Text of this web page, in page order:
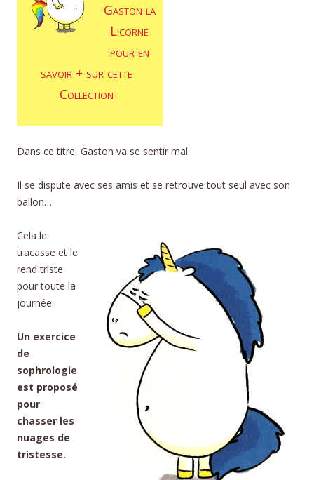
Gaston la
Licorne
pour en
savoir + sur cette
Collection
Dans ce titre, Gaston va se sentir mal.
Il se dispute avec ses amis et se retrouve tout seul avec son
ballon…
Cela le
tracasse et le
rend triste
pour toute la
journée.
Un exercice
de
sophrologie
est proposé
pour
chasser les
nuages de
tristesse.